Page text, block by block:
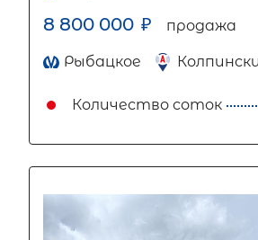
8 800 000 ₽ продажа
Рыбацкое
Количество соток